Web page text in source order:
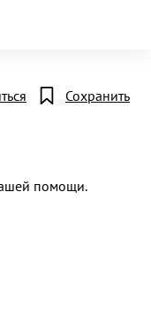
Сохранить
помощи.